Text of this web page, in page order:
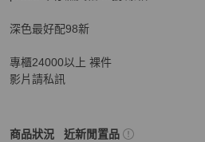
深色最好配98新
專櫃24000以上 裸件
影片請私訊
商品狀況
Prada女士配件商品狀態與細節
近新閒置品